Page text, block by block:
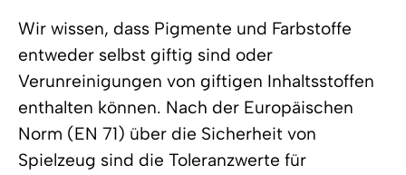
Wir wissen, dass Pigmente und Farbstoffe
entweder selbst giftig sind oder
Verunreinigungen von giftigen Inhaltsstoffen
enthalten können. Nach der Europäischen
Norm (EN 71) über die Sicherheit von
Spielzeug sind die Toleranzwerte für